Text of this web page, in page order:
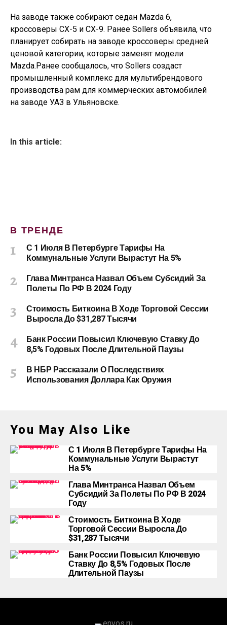
На заводе также собирают седан Mazda 6,
кроссоверы CX-5 и CX-9. Ранее Sollers объявила, что
планирует собирать на заводе кроссоверы средней
ценовой категории, которые заменят модели
Mazda.Ранее сообщалось, что Sollers создаст
промышленный комплекс для мультибрендового
производства рам для коммерческих автомобилей
на заводе УАЗ в Ульяновске.
In this article:
В ТРЕНДЕ
С 1 Июля В Петербурге Тарифы На
Коммунальные Услуги Вырастут На 5%
Глава Минтранса Назвал Объем Субсидий За
Полеты По РФ В 2024 Году
Стоимость Биткоина В Ходе Торговой Сессии
Выросла До $31,287 Тысячи
Банк России Повысил Ключевую Ставку До
8,5% Годовых После Длительной Паузы
В НБР Рассказали О Последствиях
Использования Доллара Как Оружия
You May Also Like
С 1 Июля В Петербурге Тарифы На
Коммунальные Услуги Вырастут
На 5%
Глава Минтранса Назвал Объем
Субсидий За Полеты По РФ В 2024
Году
Стоимость Биткоина В Ходе
Торговой Сессии Выросла До
$31,287 Тысячи
Банк России Повысил Ключевую
Ставку До 8,5% Годовых После
Длительной Паузы